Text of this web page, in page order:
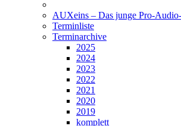
AUXeins – Das junge Pro-
Terminliste
Terminarchive
2025
2024
2023
2022
2021
2020
2019
komplett